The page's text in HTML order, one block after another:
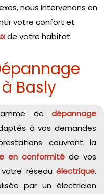
nous intervenons en
votre confort et
de votre habitat.
Basly
de dépannage
à vos demandes
couvrent la
en conformitéde vos
réseau électrique.
par un électricien